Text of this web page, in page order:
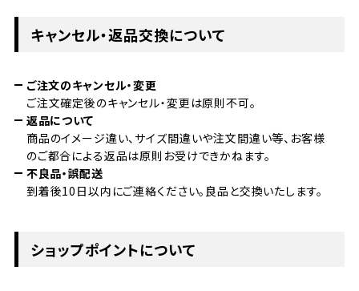
キャンセル・返品交換について
ご注文のキャンセル・変更
ご注文確定後のキャンセル・変更は原則不可。
返品について
商品のイメージ違い、サイズ間違いや注文間違い等、お客様
のご都合による返品は原則お受けできかねます。
不良品・誤配送
到着後10日以内にご連絡ください。良品と交換いたします。
ショップポイントについて